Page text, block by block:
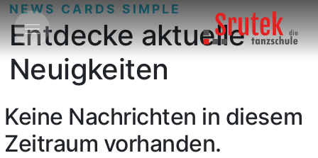
NEWS CARDS SIMPLE
Entdecke aktuelle
Neuigkeiten
Keine Nachrichten in diesem
Zeitraum vorhanden.